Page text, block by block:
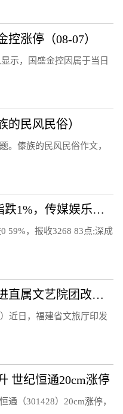
涨停（08-07）
示，国盛金控因属于当日
的民风民俗）
。傣族的民风民俗作文，
8月7日A股分析：创业板指跌1%，传媒娱乐板块逆市上涨
59%，报收3268 83点;深成
省文旅厅印发《进一步促进直属文艺院团改革发展的工作措施》
近日，福建省文旅厅印发
世纪恒通20cm涨停
通（301428）20cm涨停，